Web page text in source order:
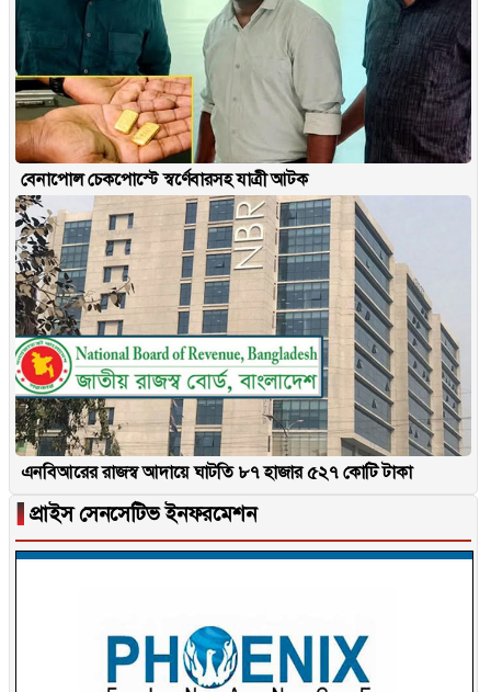
বেনাপোল চেকপোস্টে স্বর্ণেবারসহ যাত্রী আটক
এনবিআরের রাজস্ব আদায়ে ঘাটতি ৮৭ হাজার ৫২৭ কোটি টাকা
▐ প্রাইস সেনসেটিভ ইনফরমেশন